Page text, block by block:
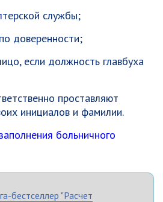
службы;
доверенности;
если должность главбуха
проставляют
инициалов и фамилии.
больничного
бестселлер "Расчет